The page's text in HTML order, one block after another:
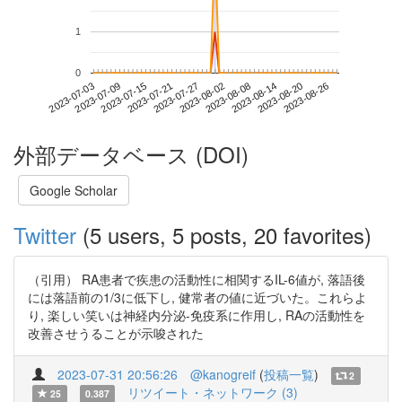
2023-07-032023-07-092023-07-152023-07-212023-07-272023-08-022023-08-082023-08-142023-08-202023-08-26
0
1
外部データベース (DOI)
Google Scholar
Twitter (5 users, 5 posts, 20 favorites)
（引用） RA患者で疾患の活動性に相関するIL-6値が, 落語後
には落語前の1/3に低下し, 健常者の値に近づいた。これらよ
り, 楽しい笑いは神経内分泌-免疫系に作用し, RAの活動性を
改善させうることが示唆された
2023-07-31 20:56:26 @kanogreif (投稿一覧)
2
25
0.387 リツイート・ネットワーク (3)